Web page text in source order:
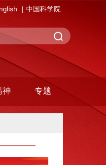
中国科学院
神 专题